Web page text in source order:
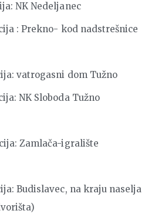
NK Nedeljanec
: Prekno- kod nadstrešnice
vatrogasni dom Tužno
NK Sloboda Tužno
Zamlača-igralište
Budislavec, na kraju naselja